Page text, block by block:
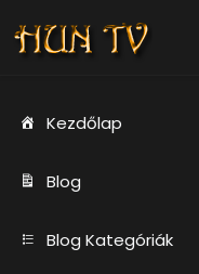
Kezdőlap
Blog
Blog Kategóriák